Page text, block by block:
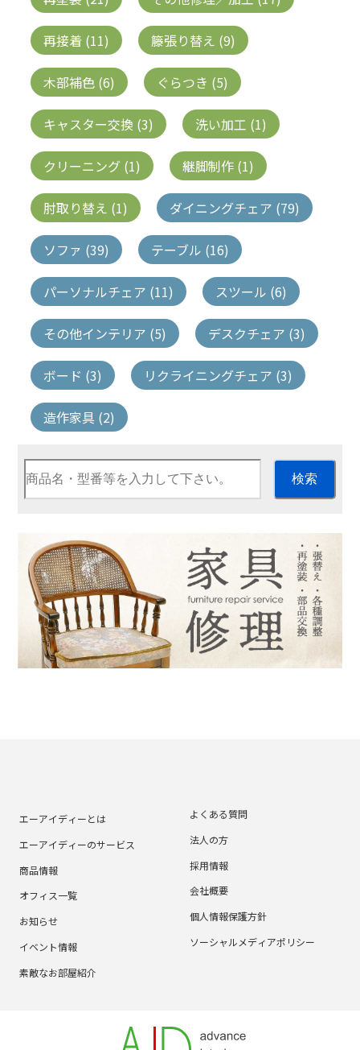
再接着 (11) 籐張り替え (9)
木部補色 (6) ぐらつき (5)
キャスター交換 (3) 洗い加工 (1)
クリーニング (1) 継脚制作 (1)
肘取り替え (1) ダイニングチェア (79)
ソファ (39) テーブル (16)
パーソナルチェア (11) スツール (6)
その他インテリア (5) デスクチェア (3)
ボード (3) リクライニングチェア (3)
造作家具 (2)
エーアイディーとは
エーアイディーのサービス
商品情報
オフィス一覧
お知らせ
イベント情報
素敵なお部屋紹介
よくある質問
法人の方
採用情報
会社概要
個人情報保護方針
ソーシャルメディアポリシー